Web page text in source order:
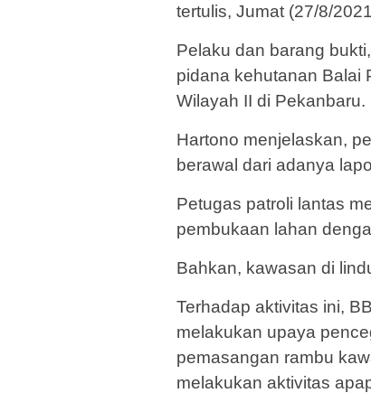
tertulis, Jumat (27/8/
Pelaku dan barang
pidana kehutanan Balai
Wilayah II di Pekanbaru.
Hartono menjelaskan,
berawal dari adanya
Petugas patroli lantas
pembukaan lahan
Bahkan, kawasan di
Terhadap aktivitas ini,
melakukan upaya
pemasangan rambu
melakukan aktivitas